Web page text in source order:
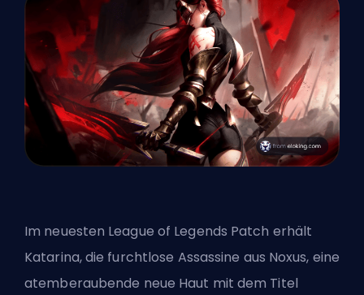
Im neuesten League of Legends Patch erhält
Katarina, die furchtlose Assassine aus Noxus, eine
atemberaubende neue Haut mit dem Titel